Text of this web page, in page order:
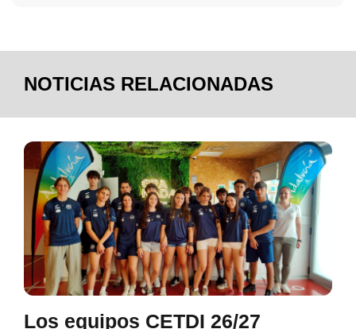
NOTICIAS RELACIONADAS
Los equipos CETDI 26/27